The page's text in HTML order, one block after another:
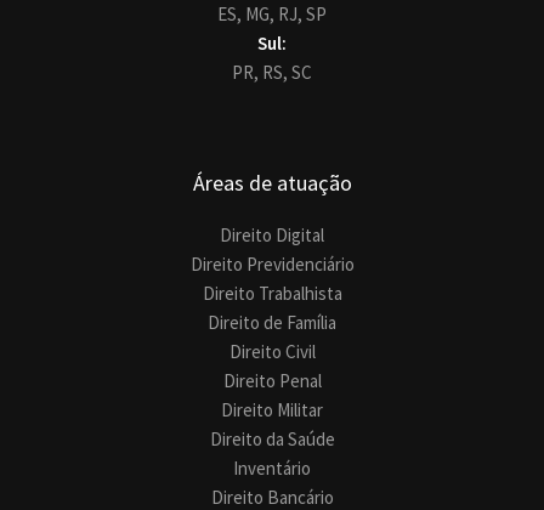
ES, MG, RJ, SP
Sul:
PR, RS, SC
Áreas de atuação
Direito Digital
Direito Previdenciário
Direito Trabalhista
Direito de Família
Direito Civil
Direito Penal
Direito Militar
Direito da Saúde
Inventário
Direito Bancário